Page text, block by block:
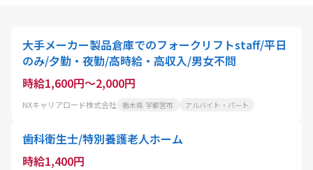
大手メーカー製品倉庫でのフォークリフトstaff/平日
のみ/夕勤・夜勤/高時給・高収入/男女不問
時給1,600円～2,000円
NXキャリアロード株式会社 栃木県 宇都宮市 アルバイト・パート
歯科衛生士/特別養護老人ホーム
時給1,400円